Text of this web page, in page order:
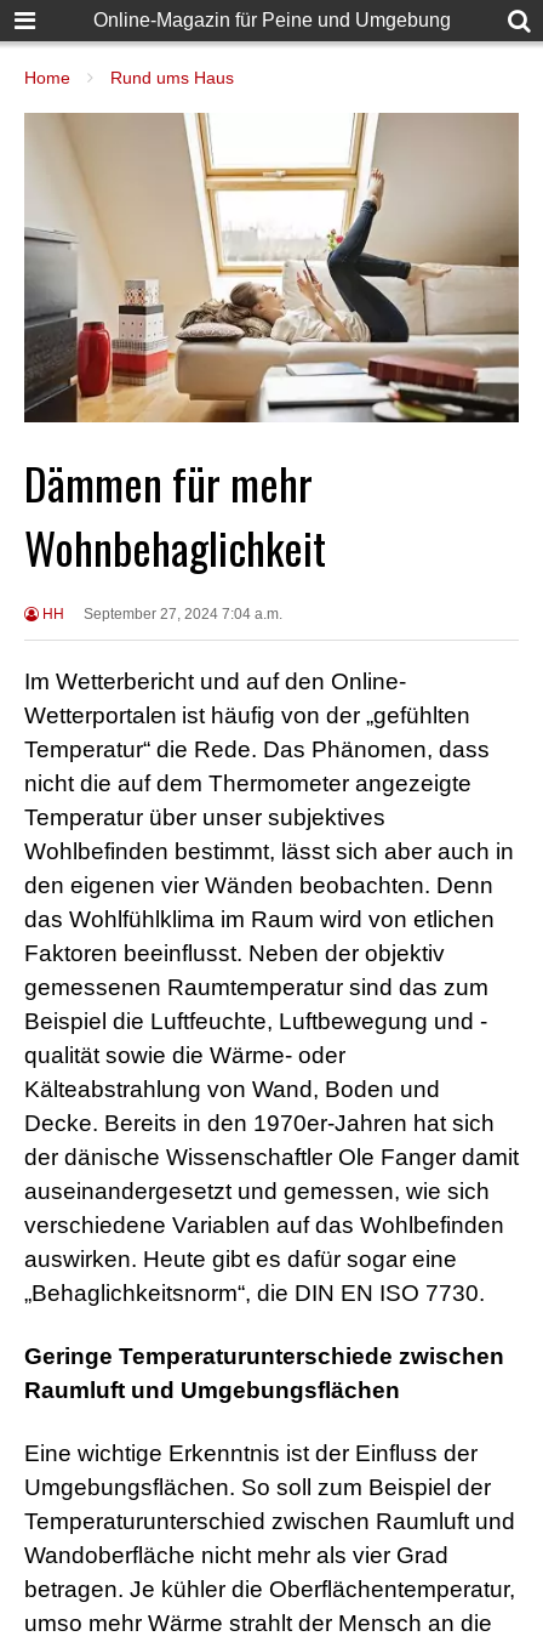
Online-Magazin für Peine und Umgebung
Home Rund ums Haus
Dämmen für mehr
Wohnbehaglichkeit
HH September 27, 2024 7:04 a.m.
Im Wetterbericht und auf den Online-
Wetterportalen ist häufig von der „gefühlten
Temperatur“ die Rede. Das Phänomen, dass
nicht die auf dem Thermometer angezeigte
Temperatur über unser subjektives
Wohlbefinden bestimmt, lässt sich aber auch in
den eigenen vier Wänden beobachten. Denn
das Wohlfühlklima im Raum wird von etlichen
Faktoren beeinflusst. Neben der objektiv
gemessenen Raumtemperatur sind das zum
Beispiel die Luftfeuchte, Luftbewegung und -
qualität sowie die Wärme- oder
Kälteabstrahlung von Wand, Boden und
Decke. Bereits in den 1970er-Jahren hat sich
der dänische Wissenschaftler Ole Fanger damit
auseinandergesetzt und gemessen, wie sich
verschiedene Variablen auf das Wohlbefinden
auswirken. Heute gibt es dafür sogar eine
„Behaglichkeitsnorm“, die DIN EN ISO 7730.
Geringe Temperaturunterschiede zwischen
Raumluft und Umgebungsflächen
Eine wichtige Erkenntnis ist der Einfluss der
Umgebungsflächen. So soll zum Beispiel der
Temperaturunterschied zwischen Raumluft und
Wandoberfläche nicht mehr als vier Grad
betragen. Je kühler die Oberflächentemperatur,
umso mehr Wärme strahlt der Mensch an die